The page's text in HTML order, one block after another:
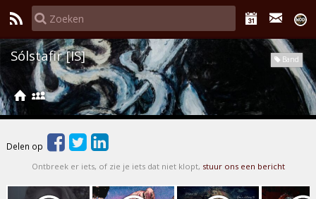
Band
Sólstafir [IS]
Delen op
Ontbreek er iets, of zie je iets dat niet klopt, stuur ons een bericht